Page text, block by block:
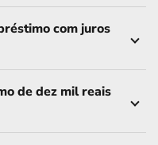
com juros
de dez mil reais